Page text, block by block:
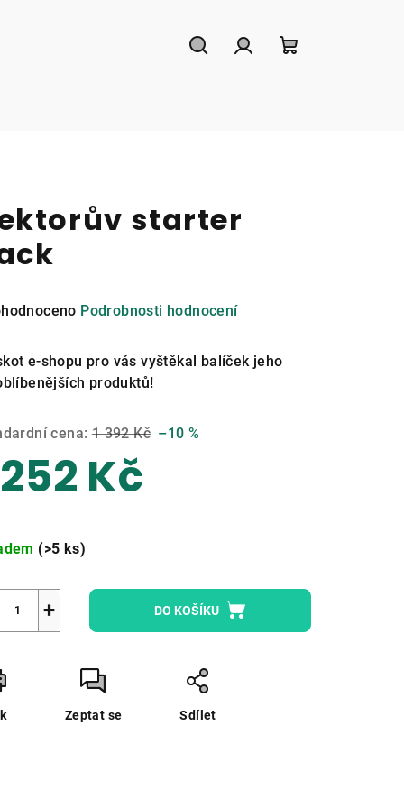
starter
Podrobnosti hodnocení
e-shopu pro vás vyštěkal balíček jeho
produktů!
cena: 1 392 Kč –10 %
Kč
(>5 ks)
+ DO KOŠÍKU
Zeptat se Sdílet